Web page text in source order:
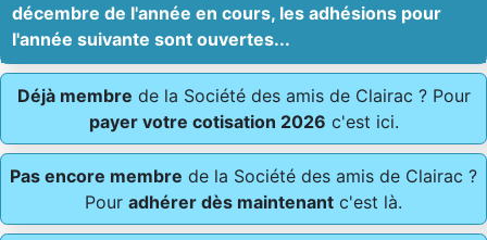
décembre de l'année en cours, les adhésions pour
l'année suivante sont ouvertes...
Déjà membre de la Société des amis de Clairac ? Pour
payer votre cotisation 2026 c'est ici.
Pas encore membre de la Société des amis de Clairac ?
Pour adhérer dès maintenant c'est là.